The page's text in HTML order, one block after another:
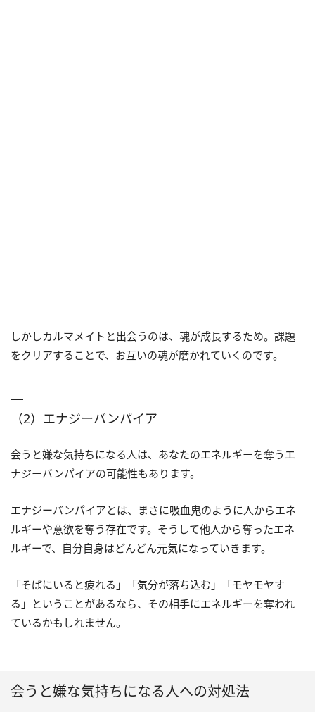
しかしカルマメイトと出会うのは、魂が成長するため。課題
をクリアすることで、お互いの魂が磨かれていくのです。
（2）エナジーバンパイア
会うと嫌な気持ちになる人は、あなたのエネルギーを奪うエ
ナジーバンパイアの可能性もあります。
エナジーバンパイアとは、まさに吸血鬼のように人からエネ
ルギーや意欲を奪う存在です。そうして他人から奪ったエネ
ルギーで、自分自身はどんどん元気になっていきます。
「そばにいると疲れる」「気分が落ち込む」「モヤモヤす
る」ということがあるなら、その相手にエネルギーを奪われ
ているかもしれません。
会うと嫌な気持ちになる人への対処法